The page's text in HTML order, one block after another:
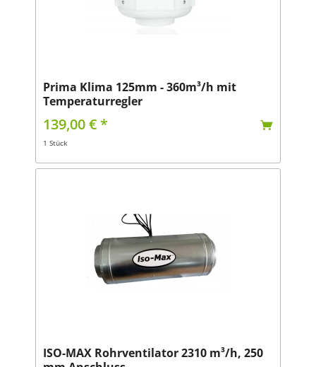
Prima Klima 125mm - 360m³/h mit
Temperaturregler
139,00 € *
1 Stück
ISO-MAX Rohrventilator 2310 m³/h, 250